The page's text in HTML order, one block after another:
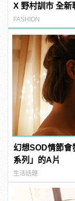
X 野村訓市 全新
FASHION
幻想SOD情節會
系列」的A片
生活話題